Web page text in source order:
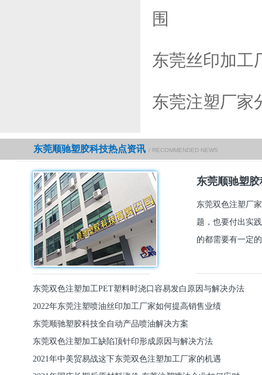
围
东莞丝印加工
东莞注塑厂家
东莞顺驰塑胶科技热点资讯 / RECOMMENDED NEWS
东莞顺驰塑
东莞双色注塑厂
题，也要付出实
的都需要有一定
东莞双色注塑加工PET塑料时浇口容易发白原因与解决办法
2022年东莞注塑喷油丝印加工厂家如何提高销售业绩
东莞顺驰塑胶科技全自动产品喷油解决方案
东莞双色注塑加工缺陷顶针印形成原因与解决方法
2021年中美贸易战这下东莞双色注塑加工厂家的机遇